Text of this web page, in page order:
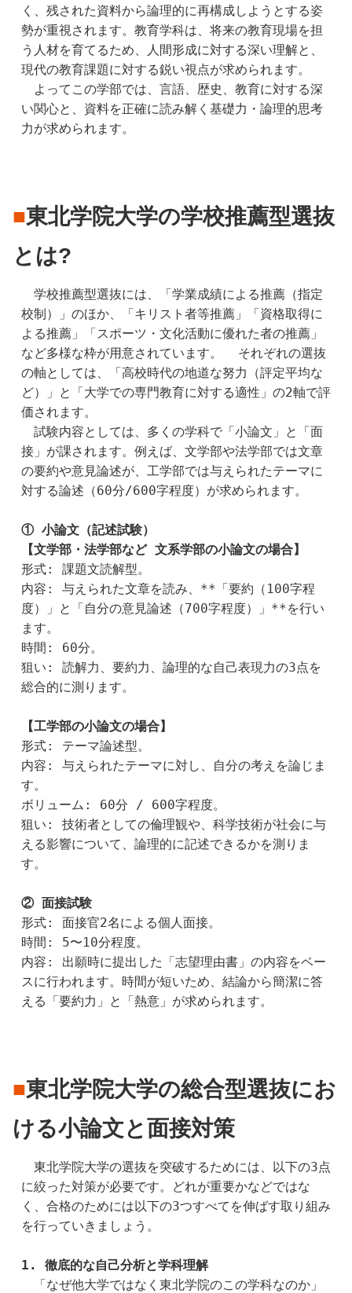
く、残された資料から論理的に再構成しようとする姿
勢が重視されます。教育学科は、将来の教育現場を担
う人材を育てるため、人間形成に対する深い理解と、
現代の教育課題に対する鋭い視点が求められます。
よってこの学部では、言語、歴史、教育に対する深
い関心と、資料を正確に読み解く基礎力・論理的思考
力が求められます。
■東北学院大学の学校推薦型選抜
とは?
学校推薦型選抜には、「学業成績による推薦（指定
校制）」のほか、「キリスト者等推薦」「資格取得に
よる推薦」「スポーツ・文化活動に優れた者の推薦」
など多様な枠が用意されています。  それぞれの選抜
の軸としては、「高校時代の地道な努力（評定平均な
ど）」と「大学での専門教育に対する適性」の2軸で評
価されます。
試験内容としては、多くの学科で「小論文」と「面
接」が課されます。例えば、文学部や法学部では文章
の要約や意見論述が、工学部では与えられたテーマに
対する論述（60分/600字程度）が求められます。
① 小論文（記述試験）
【文学部・法学部など 文系学部の小論文の場合】
形式: 課題文読解型。
内容: 与えられた文章を読み、**「要約（100字程
度）」と「自分の意見論述（700字程度）」**を行い
ます。
時間: 60分。
狙い: 読解力、要約力、論理的な自己表現力の3点を
総合的に測ります。
【工学部の小論文の場合】
形式: テーマ論述型。
内容: 与えられたテーマに対し、自分の考えを論じま
す。
ボリューム: 60分 / 600字程度。
狙い: 技術者としての倫理観や、科学技術が社会に与
える影響について、論理的に記述できるかを測りま
す。
② 面接試験
形式: 面接官2名による個人面接。
時間: 5〜10分程度。
内容: 出願時に提出した「志望理由書」の内容をベー
スに行われます。時間が短いため、結論から簡潔に答
える「要約力」と「熱意」が求められます。
■東北学院大学の総合型選抜にお
ける小論文と面接対策
東北学院大学の選抜を突破するためには、以下の3点
に絞った対策が必要です。どれが重要かなどではな
く、合格のためには以下の3つすべてを伸ばす取り組み
を行っていきましょう。
1. 徹底的な自己分析と学科理解
「なぜ他大学ではなく東北学院のこの学科なのか」